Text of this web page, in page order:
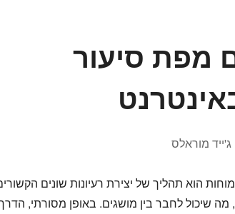
מפת סיעור
ג'ייד מוראלס
הוא תהליך של יצירת רעיונות שונים
שיכול לחבר בין מושגים. באופן מסורתי,